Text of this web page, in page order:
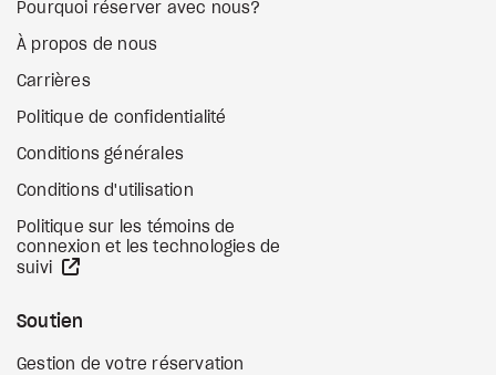
Pourquoi réserver avec nous?
À propos de nous
Carrières
Politique de confidentialité
Conditions générales
Conditions d'utilisation
Politique sur les témoins de
connexion et les technologies de
suivi
Soutien
Gestion de votre réservation